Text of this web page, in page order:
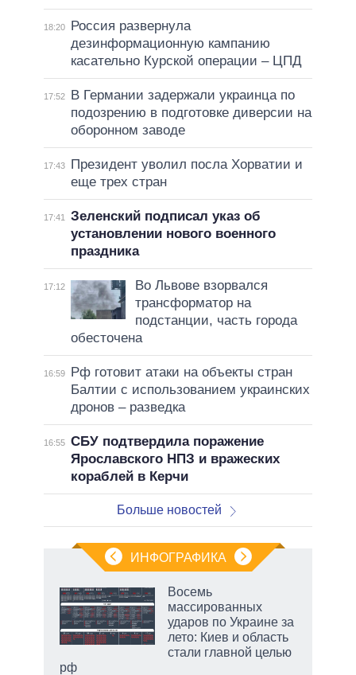
18:20
Россия развернула
дезинформационную кампанию
касательно Курской операции – ЦПД
17:52
В Германии задержали украинца по
подозрению в подготовке диверсии на
оборонном заводе
17:43
Президент уволил посла Хорватии и
еще трех стран
17:41
Зеленский подписал указ об
установлении нового военного
праздника
17:12
Во Львове взорвался
трансформатор на
подстанции, часть города
обесточена
16:59
Рф готовит атаки на объекты стран
Балтии с использованием украинских
дронов – разведка
16:55 СБУ подтвердила поражение
Ярославского НПЗ и вражеских
кораблей в Керчи
Больше новостей
ИНФОГРАФИКА
Восемь
массированных
ударов по Украине за
лето: Киев и область
стали главной целью
рф